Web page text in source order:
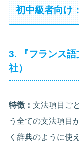
初中級者向け
3. 『フランス
社）
特徴：文法項目ご
う全ての文法項目
く辞典のように使